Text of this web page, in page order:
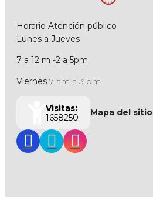
Horario Atención público
Lunes a Jueves
7 a 12 m -2 a 5pm
Viernes 7 am a 3 pm
Visitas:
1658250
Mapa del sitio